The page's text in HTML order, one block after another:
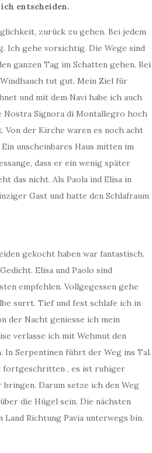
entscheiden.
zurück zu gehen. Bei jedem
Ich gehe vorsichtig. Die Wege sind
ganzen Tag im Schatten gehen. Bei
tut gut. Mein Ziel für
und mit dem Navi habe ich auch
Nostra Signora di Montallegro hoch
Von der Kirche waren es noch acht
unscheinbares Haus mitten im
dass er ein wenig später
das nicht. Als Paola ind Elisa in
Gast und hatte den Schlafraum
gekocht haben war fantastisch.
Elisa und Paolo sind
empfehlen. Vollgegessen gehe
surrt. Tief und fest schlafe ich in
der Nacht geniesse ich mein
verlasse ich mit Wehmut den
In Serpentinen führt der Weg ins Tal.
fortgeschritten , es ist ruhiger
Darum setze ich den Weg
die Hügel sein. Die nächsten
Richtung Pavia unterwegs bin.